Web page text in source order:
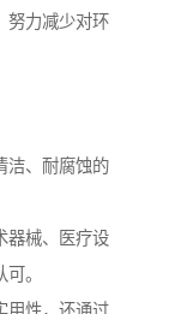
努力减少对环
洁、耐腐蚀的
器械、医疗设
。